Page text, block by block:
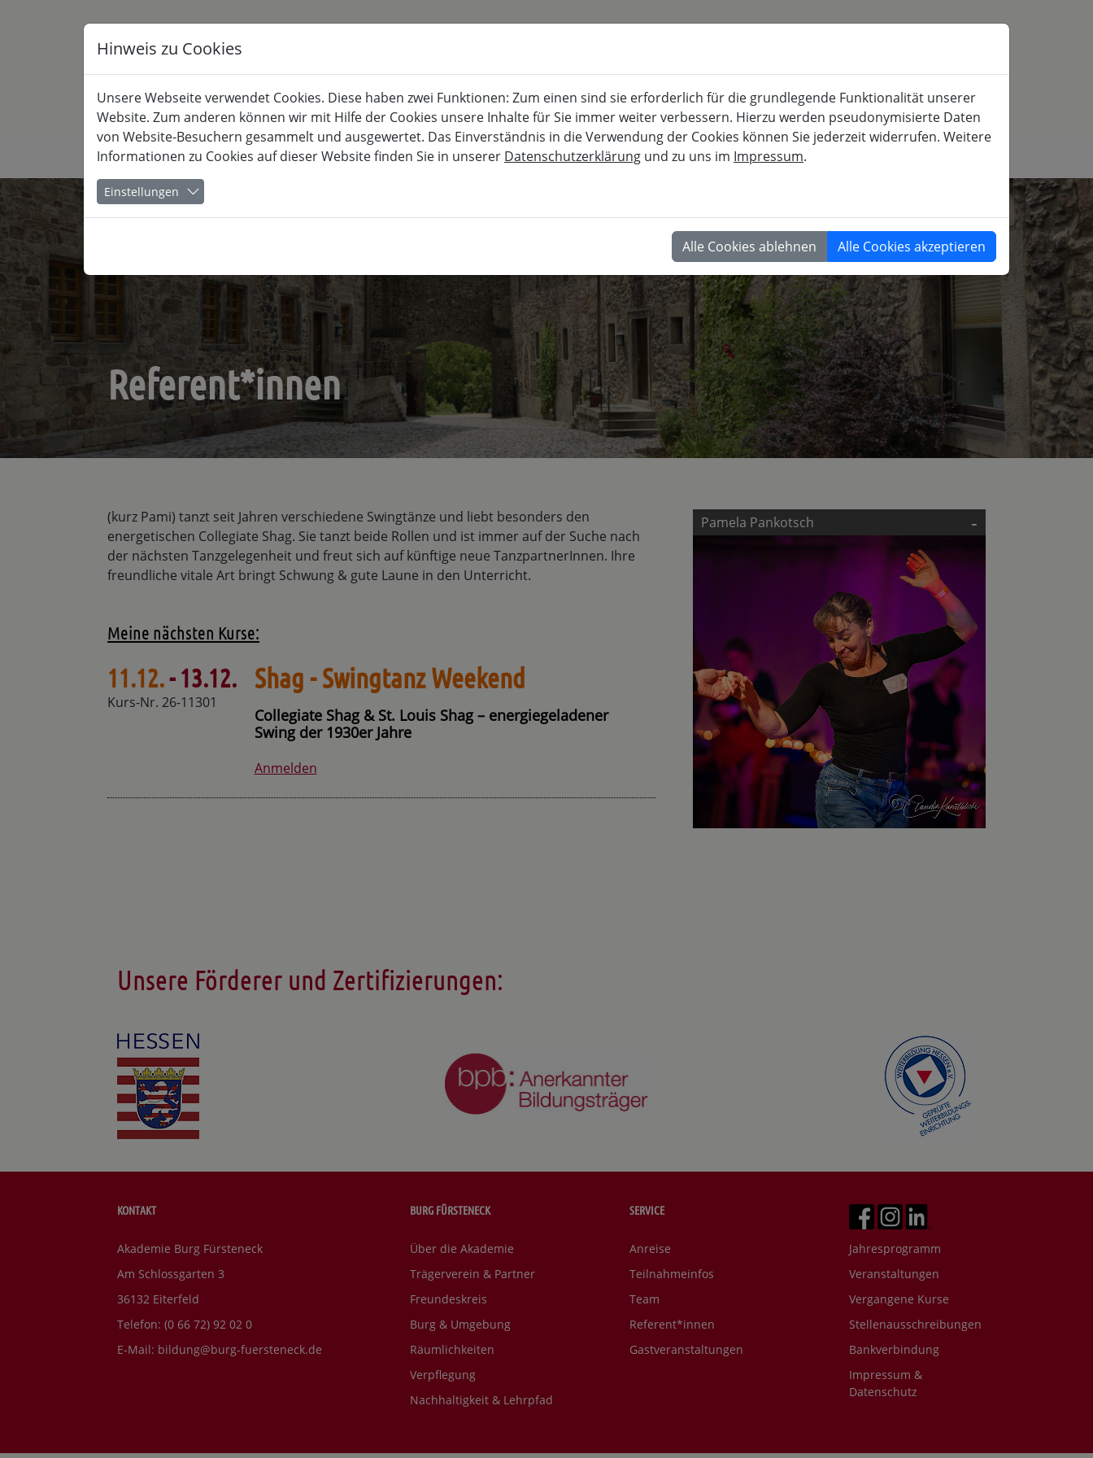
Akademie für musisch-kulturelle, berufliche und gesellschaftspolitische Weiterbildung
KULTUR BERUF GESELLSCHAFT
Referent*innen
(kurz Pami) tanzt seit Jahren verschiedene Swingtänze und liebt besonders den
energetischen Collegiate Shag. Sie tanzt beide Rollen und ist immer auf der Suche nach
der nächsten Tanzgelegenheit und freut sich auf künftige neue TanzpartnerInnen. Ihre
freundliche vitale Art bringt Schwung & gute Laune in den Unterricht.
Meine nächsten Kurse:
11.12.- 13.12.
Kurs-Nr. 26-11301
Shag - Swingtanz Weekend
Collegiate Shag & St. Louis Shag – energiegeladener
Swing der 1930er Jahre
Anmelden
Pamela Pankotsch -
Unsere Förderer und Zertifizierungen:
BURG FÜRSTENECK
Über die Akademie
Trägerverein & Partner
Freundeskreis
Burg & Umgebung
Räumlichkeiten
Verpflegung
Nachhaltigkeit & Lehrpfad
SERVICE
Anreise
Teilnahmeinfos
Team
Referent*innen
Gastveranstaltungen
Jahresprogramm
Veranstaltungen
Vergangene Kurse
Stellenausschreibungen
Bankverbindung
Impressum &
Datenschutz
KONTAKT
Akademie Burg Fürsteneck
Am Schlossgarten 3
36132 Eiterfeld
Telefon: (0 66 72) 92 02 0
E-Mail: bildung@burg-fuersteneck.de
Hinweis zu Cookies
Unsere Webseite verwendet Cookies. Diese haben zwei Funktionen: Zum einen sind sie erforderlich für die grundlegende Funktionalität unserer
Website. Zum anderen können wir mit Hilfe der Cookies unsere Inhalte für Sie immer weiter verbessern. Hierzu werden pseudonymisierte Daten
von Website-Besuchern gesammelt und ausgewertet. Das Einverständnis in die Verwendung der Cookies können Sie jederzeit widerrufen. Weitere
Informationen zu Cookies auf dieser Website finden Sie in unserer Datenschutzerklärung und zu uns im Impressum.
Einstellungen
Alle Cookies ablehnen Alle Cookies akzeptieren